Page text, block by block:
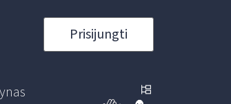
Prisijungti